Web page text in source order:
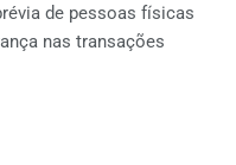
de pessoas físicas
nas transações